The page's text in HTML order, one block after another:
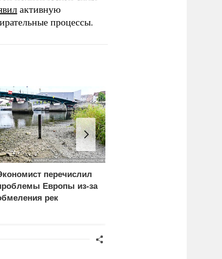
активную
процессы.
перечислил
Европы из-за
рек